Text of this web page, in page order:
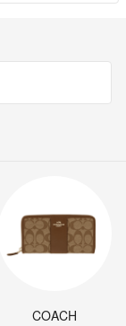
COACH